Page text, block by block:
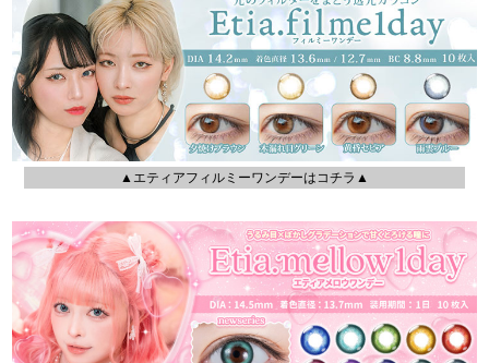
▲エティアフィルミーワンデーはコチラ▲